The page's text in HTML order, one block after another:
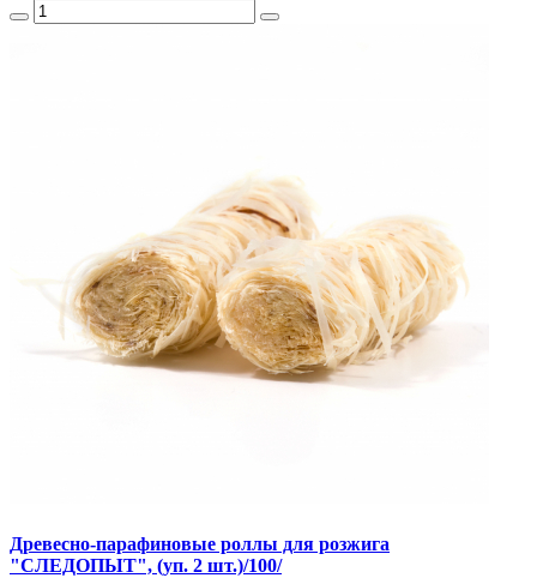
Древесно-парафиновые роллы для розжига
"СЛЕДОПЫТ", (уп. 2 шт.)/100/